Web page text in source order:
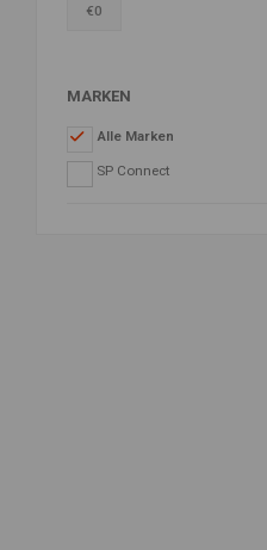
€0
MARKEN
Alle Marken
SP Connect